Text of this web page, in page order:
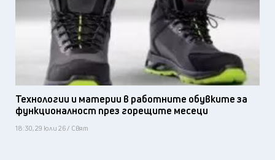
Технологии и материи в работните обувките за
функционалност през горещите месеци
18:30, 29 юли 26 / Свят